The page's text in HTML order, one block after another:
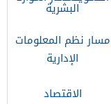
البشرية
مسار نظم المعلومات
الإدارية
الاقتصاد